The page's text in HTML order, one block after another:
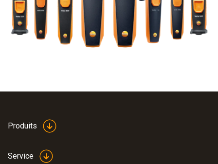
Produits
Service